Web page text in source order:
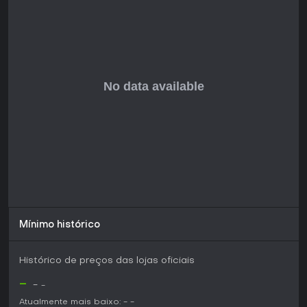
Mínimo histórico
Histórico de preços das lojas oficiais
- - -
Atualmente mais baixo: - -